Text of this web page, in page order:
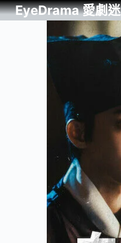
EyeDrama 愛劇迷